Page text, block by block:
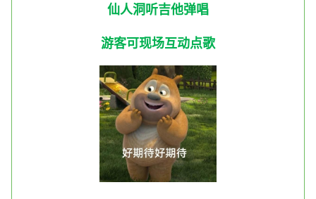
仙人洞听吉他弹唱
游客可现场互动点歌